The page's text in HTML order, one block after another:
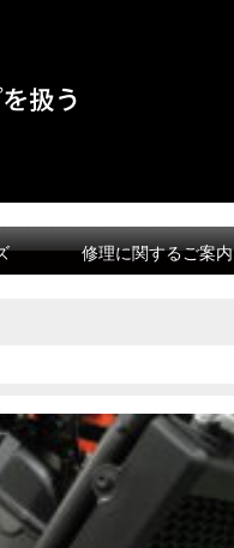
修理に関するご案内